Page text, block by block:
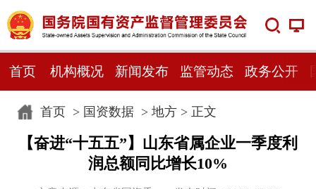
首页 机构概况 新闻发布 监管动态 政务公开
首页> 国资数据> 地方> 正文
【奋进“十五五”】山东省属企业一季度利
润总额同比增长10%